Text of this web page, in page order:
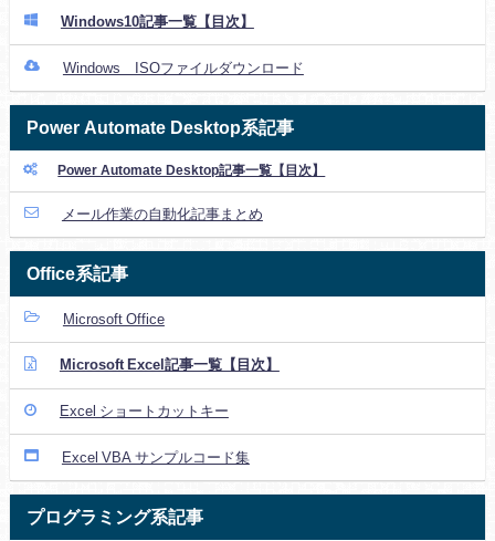
Windows10記事一覧【目次】
Windows ISOファイルダウンロード
Power Automate Desktop系記事
Power Automate Desktop記事一覧【目次】
メール作業の自動化記事まとめ
Office系記事
Microsoft Office
Microsoft Excel記事一覧【目次】
Excel ショートカットキー
Excel VBA サンプルコード集
プログラミング系記事